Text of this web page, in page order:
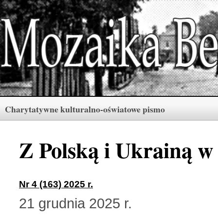
Charytatywne kulturalno-oświatowe pismo
Rubryki
Berdyczów w kronikach
Numery
1 (164) 2026 r. (10)
Menu
Polski informator
Z Polską i Ukrainą w
Nr 4 (163) 2025 r.
21 grudnia 2025 r.